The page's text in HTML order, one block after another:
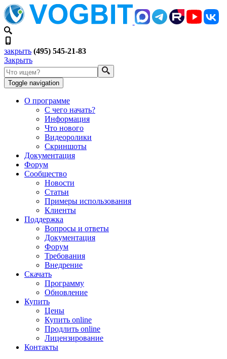
закрыть (495) 545-21-83
Закрыть
Toggle navigation
О программе
С чего начать?
Информация
Что нового
Видеоролики
Скриншоты
Документация
Форум
Сообщество
Новости
Статьи
Примеры использования
Клиенты
Поддержка
Вопросы и ответы
Документация
Форум
Требования
Внедрение
Скачать
Программу
Обновление
Купить
Цены
Купить online
Продлить online
Лицензирование
Контакты